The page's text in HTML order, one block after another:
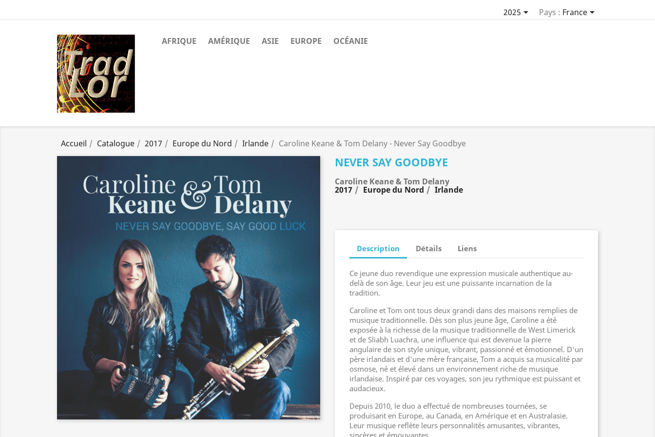
2025 Pays : France
AFRIQUE AMÉRIQUE ASIE EUROPE OCÉANIE
Accueil Catalogue 2017 Europe du Nord Irlande Caroline Keane & Tom Delany - Never Say Goodbye
NEVER SAY GOODBYE
Caroline Keane & Tom Delany
2017 Europe du Nord Irlande
Description Détails Liens
Ce jeune duo revendique une expression musicale authentique au-
delà de son âge. Leur jeu est une puissante incarnation de la
tradition.
Caroline et Tom ont tous deux grandi dans des maisons remplies de
musique traditionnelle. Dès son plus jeune âge, Caroline a été
exposée à la richesse de la musique traditionnelle de West Limerick
et de Sliabh Luachra, une influence qui est devenue la pierre
angulaire de son style unique, vibrant, passionné et émotionnel. D'un
père irlandais et d'une mère française, Tom a acquis sa musicalité par
osmose, né et élevé dans un environnement riche de musique
irlandaise. Inspiré par ces voyages, son jeu rythmique est puissant et
audacieux.
Depuis 2010, le duo a effectué de nombreuses tournées, se
produisant en Europe, au Canada, en Amérique et en Australasie.
Leur musique reflète leurs personnalités amusantes, vibrantes,
sincères et émouvantes.